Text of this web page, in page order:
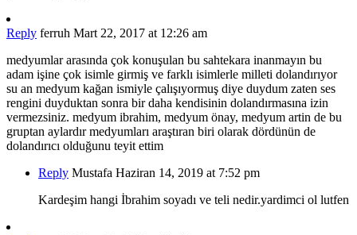
Reply ferruh Mart 22, 2017 at 12:26 am
medyumlar arasında çok konuşulan bu sahtekara inanmayın bu
adam işine çok isimle girmiş ve farklı isimlerle milleti dolandırıyor
su an medyum kağan ismiyle çalışıyormuş diye duydum zaten ses
rengini duyduktan sonra bir daha kendisinin dolandırmasına izin
vermezsiniz. medyum ibrahim, medyum önay, medyum artin de bu
gruptan aylardır medyumları araştıran biri olarak dördünün de
dolandırıcı olduğunu teyit ettim
Reply Mustafa Haziran 14, 2019 at 7:52 pm
Kardeşim hangi İbrahim soyadı ve teli nedir.yardimci ol lutfen